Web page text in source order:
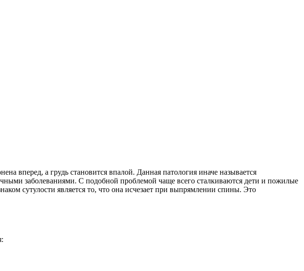
вперед, а грудь становится впалой. Данная патология иначе называется
заболеваниями. С подобной проблемой чаще всего сталкиваются дети и пожилые
сутулости является то, что она исчезает при выпрямлении спины. Это